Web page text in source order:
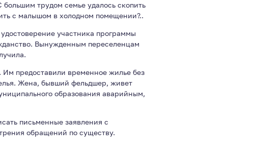
трудом семье удалось скопить
с малышом в холодном помещении?..
участника программы
Вынужденным переселенцам
Им предоставили временное жилье без
Жена, бывший фельдшер, живет
образования аварийным,
письменные заявления с
обращений по существу.